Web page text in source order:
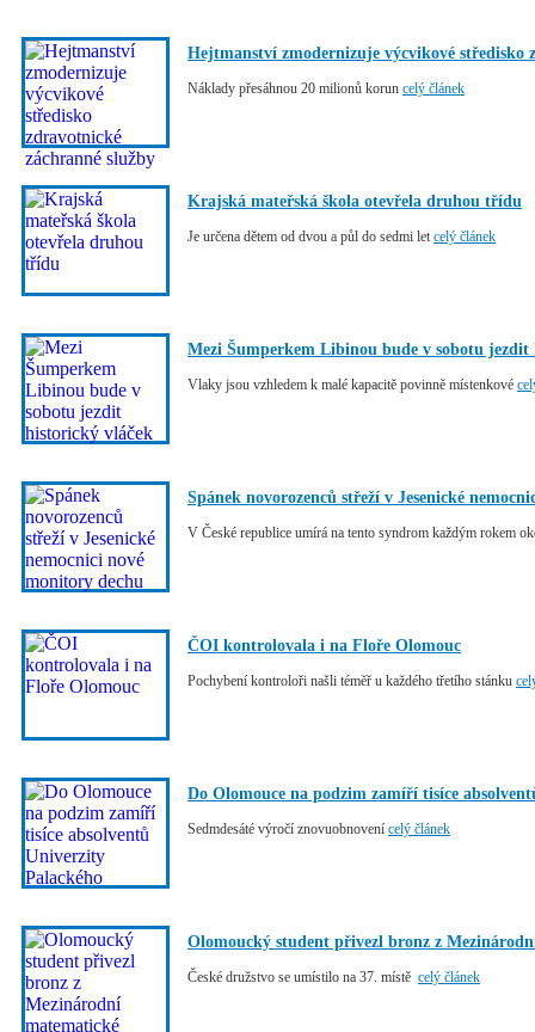
Hejtmanství zmodernizuje výcvikové středisko
Náklady přesáhnou 20 milionů korun celý článek
Krajská mateřská škola otevřela druhou třídu
Je určena dětem od dvou a půl do sedmi let celý článek
Mezi Šumperkem Libinou bude v sobotu jezdit
Vlaky jsou vzhledem k malé kapacitě povinně místenkové
Spánek novorozenců střeží v Jesenické
V České republice umírá na tento syndrom každým rokem
ČOI kontrolovala i na Floře Olomouc
Pochybení kontroloři našli téměř u každého třetího stánku
Do Olomouce na podzim zamíří tisíce
Sedmdesáté výročí znovuobnovení celý článek
Olomoucký student přivezl bronz z
České družstvo se umístilo na 37. místě celý článek